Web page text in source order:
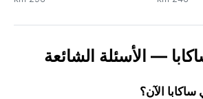
— الأسئلة الشائعة
الآن؟